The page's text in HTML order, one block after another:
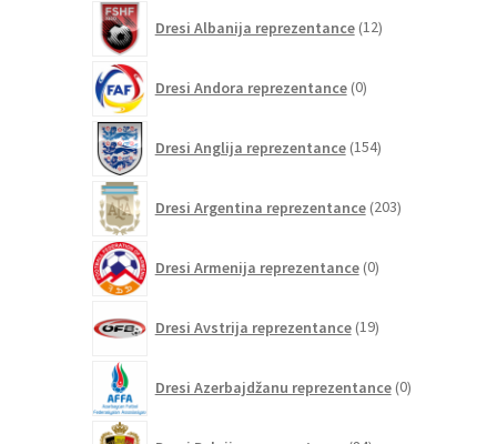
Dresi Albanija reprezentance 12izdelkov
Dresi Andora reprezentance 0izdelkov
Dresi Anglija reprezentance 154izdelkov
Dresi Argentina reprezentance 203izdelki
Dresi Armenija reprezentance 0izdelkov
Dresi Avstrija reprezentance 19izdelkov
Dresi Azerbajdžanu reprezentance 0izdelkov